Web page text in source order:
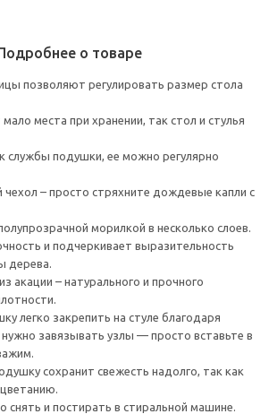
о товаре
позволяют регулировать размер стола
места при хранении, так стол и стулья
службы подушки, ее можно регулярно
– просто стряхните дождевые капли с
морилкой в несколько слоев.
и подчеркивает выразительность
дерева.
акации – натурального и прочного
легко закрепить на стуле благодаря
нужно завязывать узлы — просто вставьте в
сохранит свежесть надолго, так как
и постирать в стиральной машине.